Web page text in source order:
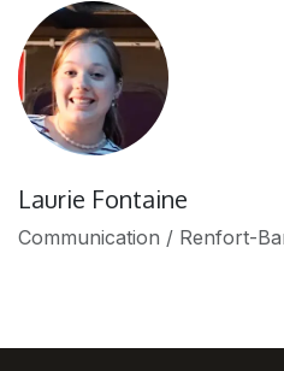
Laurie Fontaine
Communication / Renfort-